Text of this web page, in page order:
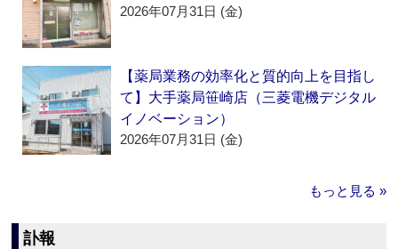
2026年07月31日 (金)
【薬局業務の効率化と質的向上を目指し
て】大手薬局笹崎店（三菱電機デジタル
イノベーション）
2026年07月31日 (金)
もっと見る »
訃報